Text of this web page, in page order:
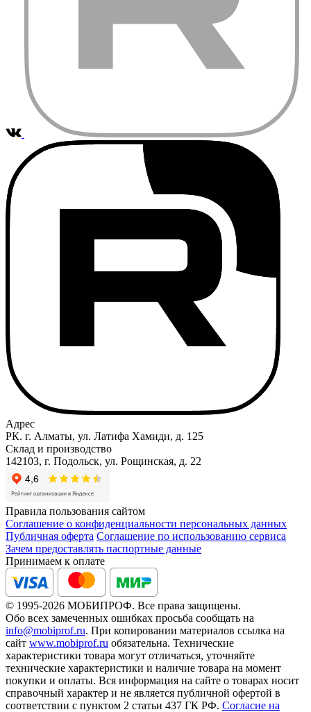
Адрес
РК. г. Алматы, ул. Латифа Хамиди, д. 125
Склад и производство
142103, г. Подольск, ул. Рощинская, д. 22
Правила пользования сайтом
Соглашение о конфиденциальности персональных данных
Публичная оферта Соглашение по использованию сервиса
Зачем предоставлять паспортные данные
Принимаем к оплате
© 1995-2026 МОБИПРОФ. Все права защищены.
Обо всех замеченных ошибках просьба сообщать на
info@mobiprof.ru. При копировании материалов ссылка на
сайт www.mobiprof.ru обязательна. Технические
характеристики товара могут отличаться, уточняйте
технические характеристики и наличие товара на момент
покупки и оплаты. Вся информация на сайте о товарах носит
справочный характер и не является публичной офертой в
соответствии с пунктом 2 статьи 437 ГК РФ. Согласие на